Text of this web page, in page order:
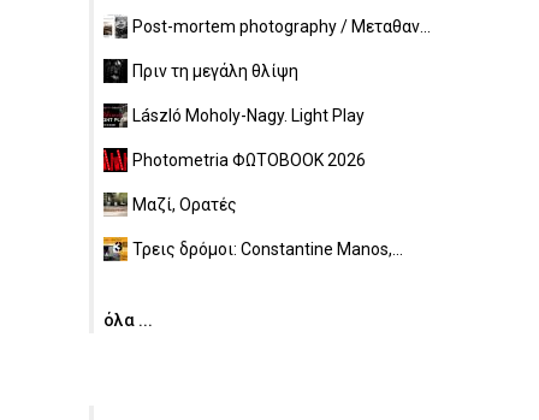
Post-mortem photography / Μεταθαν...
Πριν τη μεγάλη θλίψη
László Moholy-Nagy. Light Play
Photometria ΦΩΤΟBOOK 2026
Μαζί, Ορατές
Τρεις δρόμοι: Constantine Manos,...
όλα ...